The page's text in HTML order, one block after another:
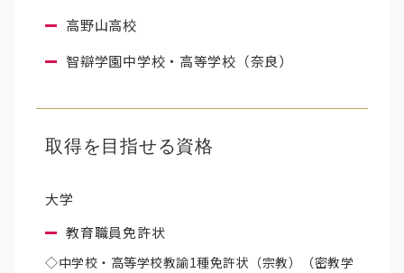
高野山高校
智辯学園中学校・高等学校（奈良）
取得を目指せる資格
大学
教育職員免許状
◇中学校・高等学校教諭1種免許状（宗教）（密教学